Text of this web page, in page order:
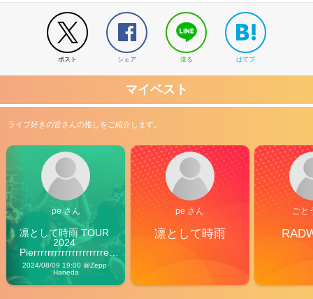
ポスト シェア 送る はてブ
マイベスト
ライブ好きの皆さんの推しをご紹介します。
pe さん
凛として時雨 TOUR
2024
Pierrrrrrrrrrrrrrrrrrrre
Vibes
2024/08/09 19:00 @Zepp
Haneda
pe さん
凛として時雨
ごと